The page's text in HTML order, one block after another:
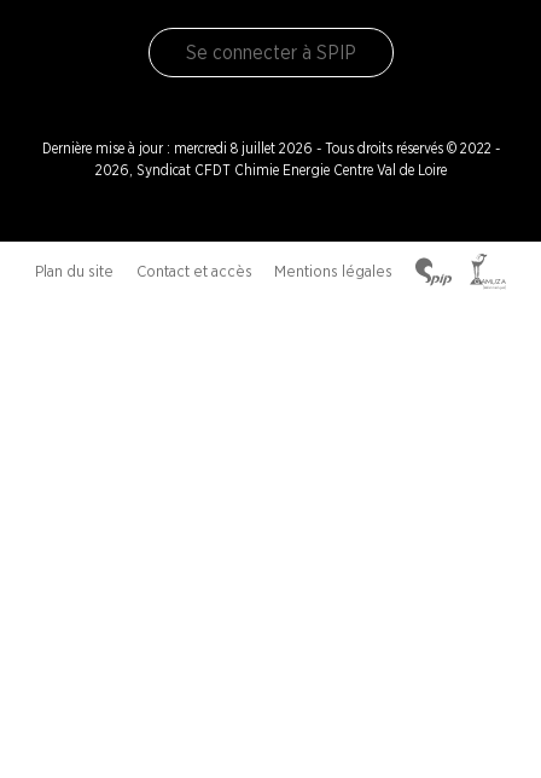
Se connecter à SPIP
Dernière mise à jour : mercredi 8 juillet 2026 - Tous droits réservés © 2022 -
2026, Syndicat CFDT Chimie Energie Centre Val de Loire
Plan du site Contact et accès Mentions légales